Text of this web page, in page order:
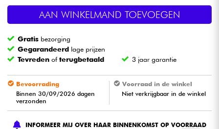
Licht
Blaasinstrument
Viool & Quatuor
Kinderen
AAN WINKELMAND TOEVOEGEN
Gratis bezorging
Gegarandeerd lage prijzen
Tevreden ofterugbetaald 3 jaar garantie
Bevoorrading
Binnen 30/09/2026 dagen
verzonden
Voorraad in de winkel
Niet verkrijgbaar in de winkel
INFORMEER MIJ OVER HAAR BINNENKOMST OP VOORRAAD